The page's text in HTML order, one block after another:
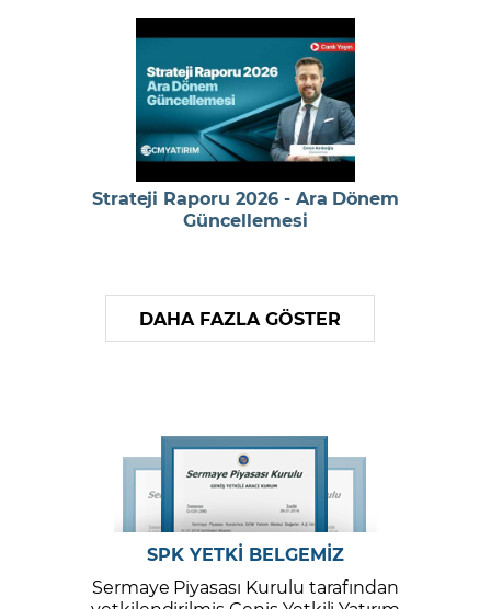
Strateji Raporu 2026 - Ara Dönem
Güncellemesi
DAHA FAZLA GÖSTER
SPK YETKİ BELGEMİZ
Sermaye Piyasası Kurulu tarafından